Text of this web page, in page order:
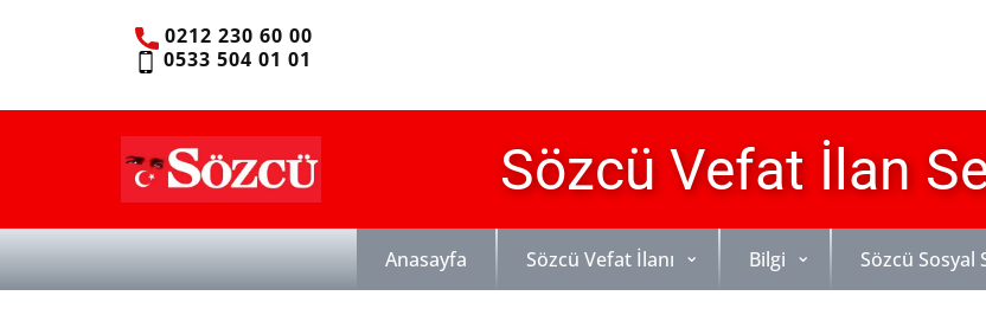
0212 230 60 00
0533 504 01 01
Sözcü Vefat İlan
Anasayfa Sözcü Vefat İlanı Bilgi Sözcü